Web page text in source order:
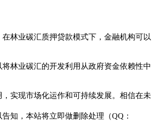
林业碳汇质押贷款模式下，金融机构可以
林业碳汇的开发利用从政府资金依赖性中
实现市场化运作和可持续发展。相信在未
知，本站将立即做删除处理（QQ：